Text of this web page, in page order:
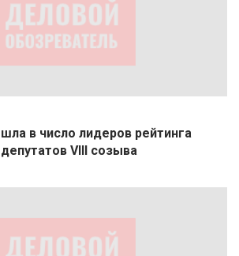
в число лидеров рейтинга
VIII созыва